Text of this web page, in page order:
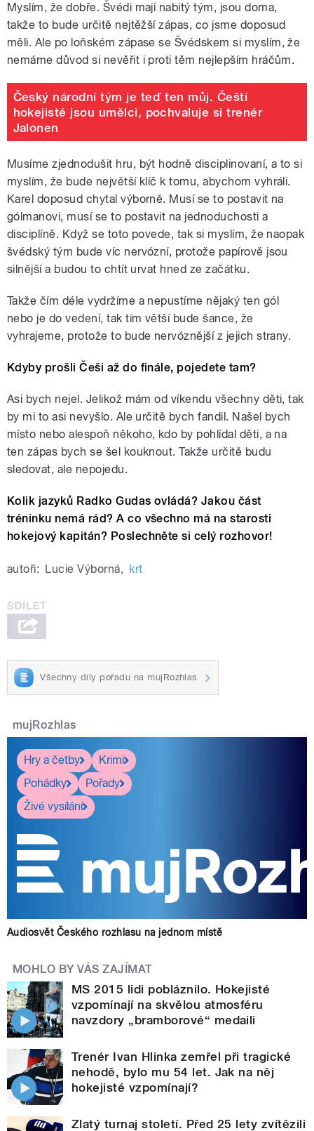
Myslím, že dobře. Švédi mají nabitý tým, jsou doma,
takže to bude určitě nejtěžší zápas, co jsme doposud
měli. Ale po loňském zápase se Švédskem si myslím, že
nemáme důvod si nevěřit i proti těm nejlepším hráčům.
Český národní tým je teď ten můj. Čeští
hokejisté jsou umělci, pochvaluje si trenér
Jalonen
Musíme zjednodušit hru, být hodně disciplinovaní, a to si
myslím, že bude největší klíč k tomu, abychom vyhráli.
Karel doposud chytal výborně. Musí se to postavit na
gólmanovi, musí se to postavit na jednoduchosti a
disciplíně. Když se toto povede, tak si myslím, že naopak
švédský tým bude víc nervózní, protože papírově jsou
silnější a budou to chtít urvat hned ze začátku.
Takže čím déle vydržíme a nepustíme nějaký ten gól
nebo je do vedení, tak tím větší bude šance, že
vyhrajeme, protože to bude nervóznější z jejich strany.
Kdyby prošli Češi až do finále, pojedete tam?
Asi bych nejel. Jelikož mám od víkendu všechny děti, tak
by mi to asi nevyšlo. Ale určitě bych fandil. Našel bych
místo nebo alespoň někoho, kdo by pohlídal děti, a na
ten zápas bych se šel kouknout. Takže určitě budu
sledovat, ale nepojedu.
Kolik jazyků Radko Gudas ovládá? Jakou část
tréninku nemá rád? A co všechno má na starosti
hokejový kapitán? Poslechněte si celý rozhovor!
autoři: Lucie Výborná, krt
Všechny díly pořadu na mujRozhlas
mujRozhlas
Hry a četby
Krimi
Pohádky
Pořady
Živé vysílání
Audiosvět Českého rozhlasu na jednom místě
MOHLO BY VÁS ZAJÍMAT
MS 2015 lidi pobláznilo. Hokejisté
vzpomínají na skvělou atmosféru
navzdory „bramborové“ medaili
Trenér Ivan Hlinka zemřel při tragické
nehodě, bylo mu 54 let. Jak na něj
hokejisté vzpomínají?
Zlatý turnaj století. Před 25 lety zvítězili